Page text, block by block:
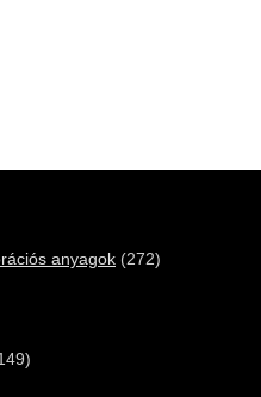
anyagok (272)